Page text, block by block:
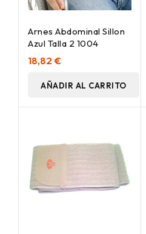
Arnes Abdominal Sillon
Azul Talla 2 1004
18,82 €
AÑADIR AL CARRITO